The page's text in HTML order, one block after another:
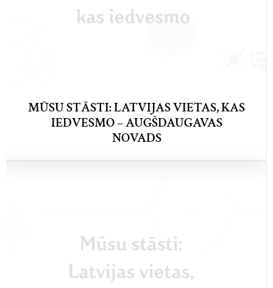
MŪSU STĀSTI: LATVIJAS VIETAS, KAS
IEDVESMO – AUGŠDAUGAVAS
NOVADS